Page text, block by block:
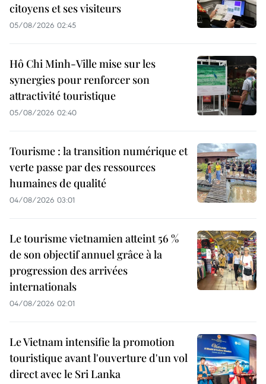
citoyens et ses visiteurs
05/08/2026 02:45
Hô Chi Minh-Ville mise sur les
synergies pour renforcer son
attractivité touristique
05/08/2026 02:40
Tourisme : la transition numérique et
verte passe par des ressources
humaines de qualité
04/08/2026 03:01
Le tourisme vietnamien atteint 56 %
de son objectif annuel grâce à la
progression des arrivées
internationals
04/08/2026 02:01
Le Vietnam intensifie la promotion
touristique avant l'ouverture d'un vol
direct avec le Sri Lanka